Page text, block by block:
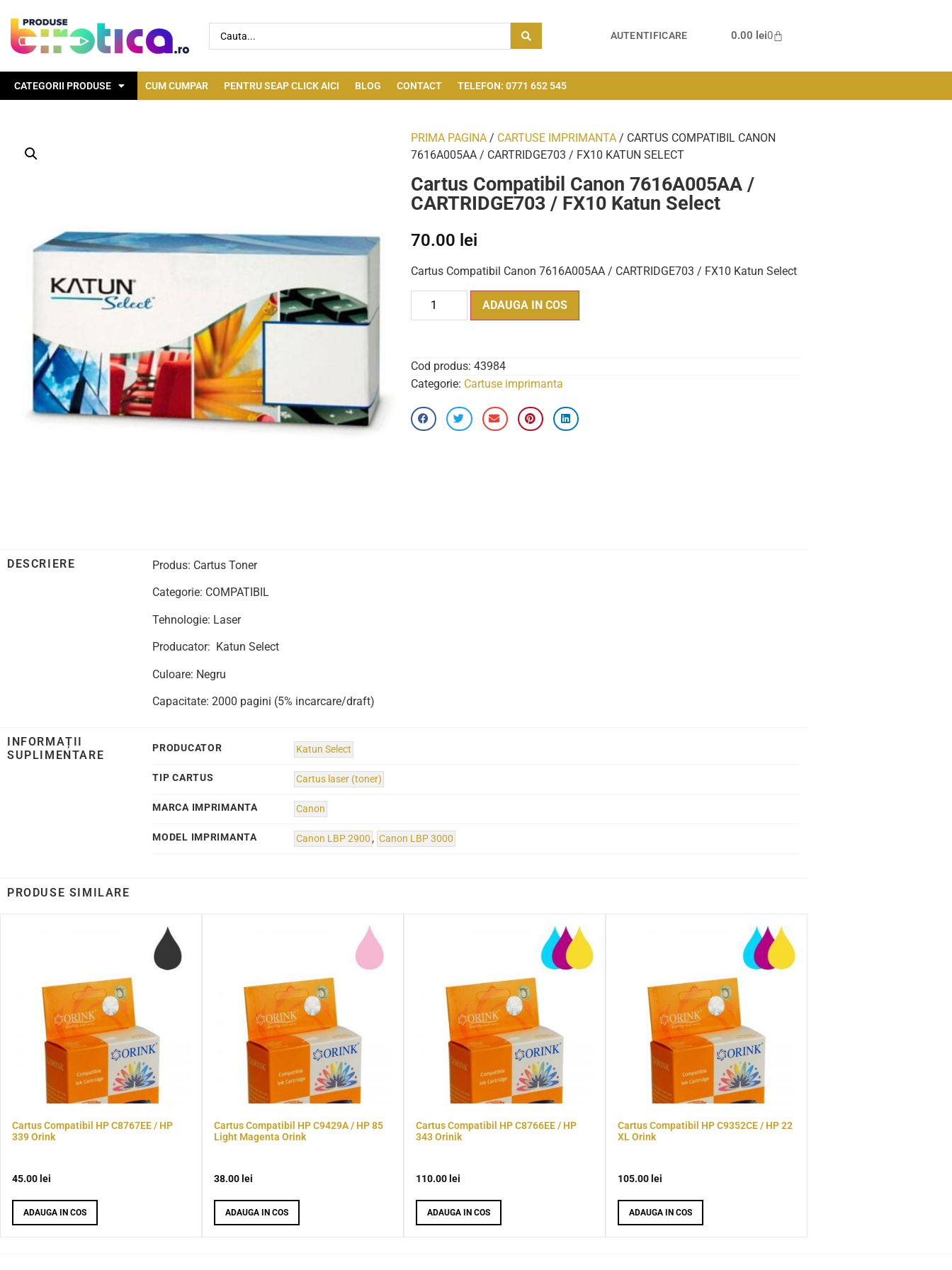
AUTENTIFICARE 0.00 lei0
CATEGORII PRODUSE CUM CUMPAR PENTRU SEAP CLICK AICI BLOG CONTACT TELEFON: 0771 652 545
PRIMA PAGINA / CARTUSE IMPRIMANTA / CARTUS COMPATIBIL CANON
7616A005AA / CARTRIDGE703 / FX10 KATUN SELECT
Cartus Compatibil Canon 7616A005AA /
CARTRIDGE703 / FX10 Katun Select
70.00 lei
Cartus Compatibil Canon 7616A005AA / CARTRIDGE703 / FX10 Katun Select
ADAUGA IN COS
Cod produs: 43984
Categorie: Cartuse imprimanta
DESCRIERE Produs: Cartus Toner
Categorie: COMPATIBIL
Tehnologie: Laser
Producator: Katun Select
Culoare: Negru
Capacitate: 2000 pagini (5% incarcare/draft)
INFORMAȚII
SUPLIMENTARE
PRODUCATOR Katun Select
TIP CARTUS Cartus laser (toner)
MARCA IMPRIMANTA Canon
MODEL IMPRIMANTA Canon LBP 2900 , Canon LBP 3000
PRODUSE SIMILARE
Cartus Compatibil HP C8767EE / HP
339 Orink
45.00 lei
ADAUGA IN COS
Cartus Compatibil HP C9429A / HP 85
Light Magenta Orink
38.00 lei
ADAUGA IN COS
Cartus Compatibil HP C8766EE / HP
343 Orinik
110.00 lei
ADAUGA IN COS
Cartus Compatibil HP C9352CE / HP 22
XL Orink
105.00 lei
ADAUGA IN COS